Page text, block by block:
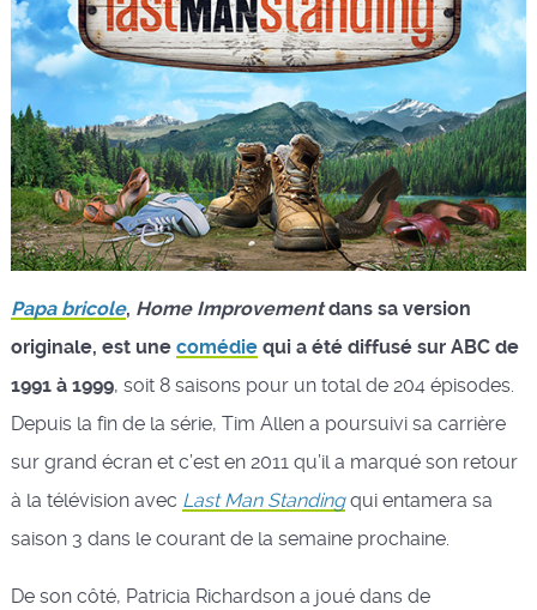
Papa bricole, Home Improvementdans sa version
originale, est une comédiequi a été diffusé sur ABC de
1991 à 1999, soit 8 saisons pour un total de 204 épisodes.
Depuis la fin de la série, Tim Allen a poursuivi sa carrière
sur grand écran et c’est en 2011 qu’il a marqué son retour
à la télévision avec Last Man Standing qui entamera sa
saison 3 dans le courant de la semaine prochaine.
De son côté, Patricia Richardson a joué dans de